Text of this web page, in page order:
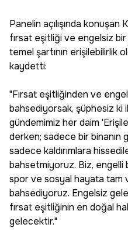
Panelin açılışında konuşan
fırsat eşitliği ve engelsiz
temel şartının erişilebilirlik
kaydetti:
"Fırsat eşitliğinden ve
bahsediyorsak, şüphesiz ki
gündemimiz her daim
derken; sadece bir binanın
sadece kaldırımlara
bahsetmiyoruz. Biz, engelli
spor ve sosyal hayata tam
bahsediyoruz. Engelsiz
fırsat eşitliğinin en doğal
gelecektir."